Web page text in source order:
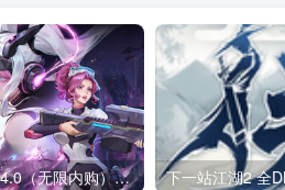
战魂铭人 v3.4.0（无限内购）Steam移植 仙宫失序，裁决降临两名新英雄，来自仙宫城！道具羁绊系统上线！